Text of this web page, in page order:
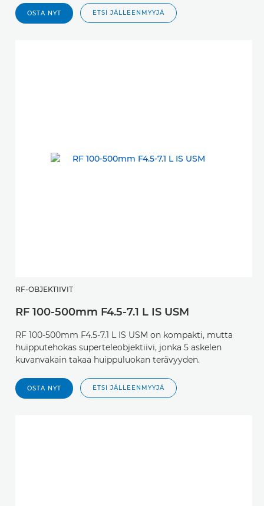
OSTA NYT ETSI JÄLLEENMYYJÄ
RF-OBJEKTIIVIT
RF 100-500mm F4.5-7.1 L IS USM
RF 100-500mm F4.5-7.1 L IS USM on kompakti, mutta
huipputehokas superteleobjektiivi, jonka 5 askelen
kuvanvakain takaa huippuluokan terävyyden.
OSTA NYT ETSI JÄLLEENMYYJÄ